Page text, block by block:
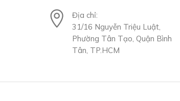
Địa chỉ:
31/16 Nguyễn Triệu Luật,
Phường Tân Tạo, Quận Bình
Tân, TP.HCM